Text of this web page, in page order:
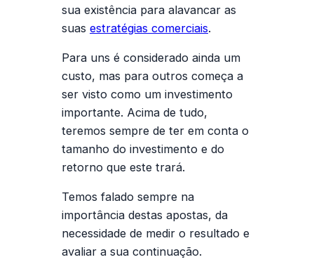
sua existência para alavancar as
suas estratégias comerciais.
Para uns é considerado ainda um
custo, mas para outros começa a
ser visto como um investimento
importante. Acima de tudo,
teremos sempre de ter em conta o
tamanho do investimento e do
retorno que este trará.
Temos falado sempre na
importância destas apostas, da
necessidade de medir o resultado e
avaliar a sua continuação.